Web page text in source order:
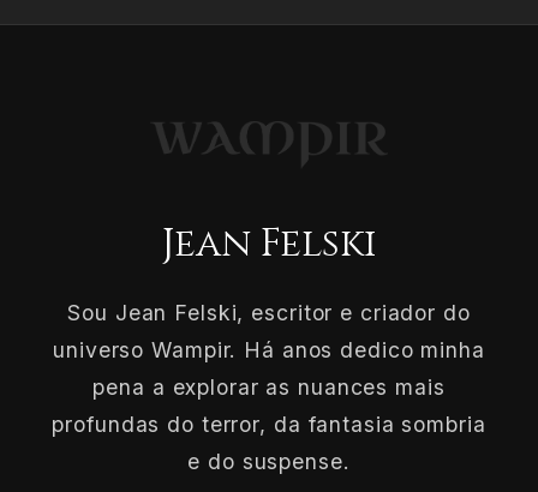
Jean Felski
Sou Jean Felski, escritor e criador do
universo Wampir. Há anos dedico minha
pena a explorar as nuances mais
profundas do terror, da fantasia sombria
e do suspense.